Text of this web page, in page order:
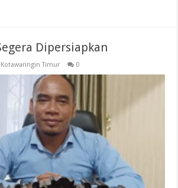
Dipersiapkan
Kotawaringin Timur 0